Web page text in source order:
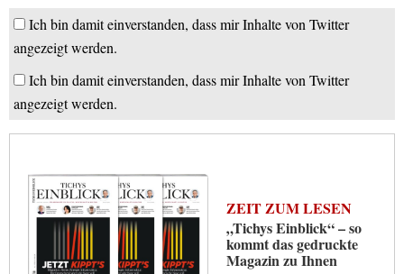
Ich bin damit einverstanden, dass mir Inhalte von Twitter
angezeigt werden.
Ich bin damit einverstanden, dass mir Inhalte von Twitter
angezeigt werden.
ZEIT ZUM LESEN
„Tichys Einblick“ – so
kommt das gedruckte
Magazin zu Ihnen